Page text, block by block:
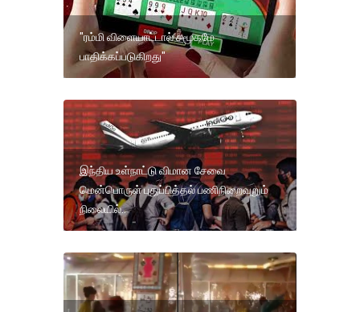
"ரம்மி விளையாட்டால் சமூகமே
பாதிக்கப்படுகிறது"
இந்திய உள்நாட்டு விமான சேவை
மென்பொருள் புதுப்பித்தல் பணிநிறைவுறும்
நிலையில்..